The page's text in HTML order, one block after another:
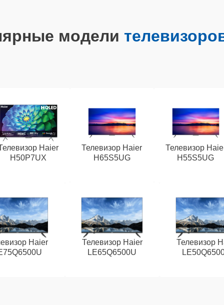
модели
Haier
H50P7UX
Телевизор Haier
H65S5UG
Телевизор
H55S5UG
Haier
Телевизор Haier
LE65Q6500U
Телевизор